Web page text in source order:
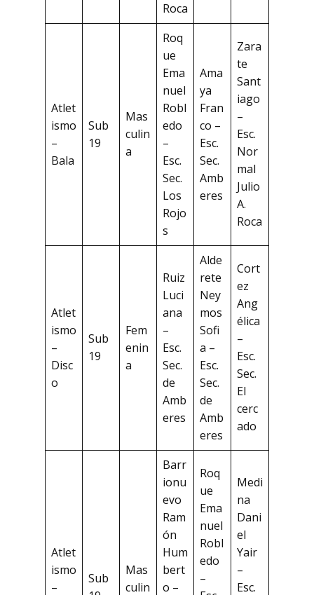
Roca
Atlet
ismo
–
Bala
Sub
19
Mas
culin
a
Roq
ue
Ema
nuel
Robl
edo
–
Esc.
Sec.
Los
Rojo
s
Ama
ya
Fran
co –
Esc.
Sec.
Amb
eres
Zara
te
Sant
iago
–
Esc.
Nor
mal
Julio
A.
Roca
Atlet
ismo
–
Disc
o
Sub
19
Fem
enin
a
Ruiz
Luci
ana
–
Esc.
Sec.
de
Amb
eres
Alde
rete
Ney
mos
Sofi
a –
Esc.
Sec.
de
Amb
eres
Cort
ez
Ang
élica
–
Esc.
Sec.
El
cerc
ado
Atlet
ismo
–
Sub
Mas
culin
Barr
ionu
evo
Ram
ón
Hum
bert
o –
Roq
ue
Ema
nuel
Robl
edo
–
Medi
na
Dani
el
Yair
–
Esc.